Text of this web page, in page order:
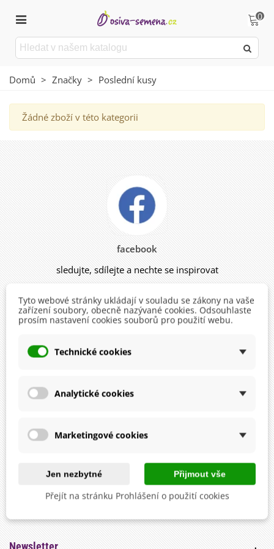
0
Domů > Značky > Poslední kusy
Žádné zboží v této kategorii
facebook
sledujte, sdílejte a nechte se inspirovat
★★★★★
7500+ recenzí
★★★★★
4,9 hvězdiček
Newsletter
Tyto webové stránky ukládají v souladu se zákony na vaše
zařízení soubory, obecně nazývané cookies. Odsouhlaste
prosím nastavení cookies souborů pro použití webu.
Technické cookies
Analytické cookies
Marketingové cookies
Jen nezbytné Přijmout vše
Přejít na stránku Prohlášení o použití cookies